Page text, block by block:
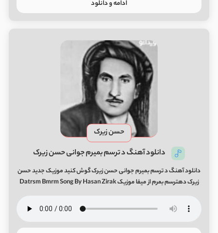
ادامه و دانلود
حسن زیرک
دانلود آهنگ د ترسم بمیرم جوانی حسن زیرک
دانلود آهنگ د ترسم بمیرم جوانی حسن زیرک گوش کنید موزیک جدید حسن
زیرک دﻫﺘﺮﺳﻢ ﺑﻤﺮم از میفا موزیک Datrsm Bmrm Song By Hasan Zirak